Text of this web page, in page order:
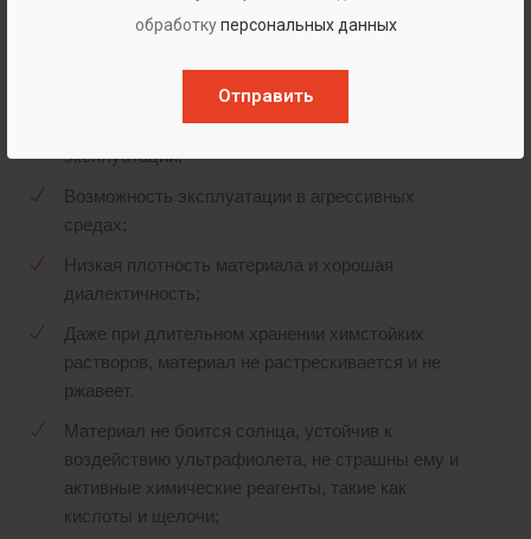
обработкуперсональных данных
Отправить
могут находиться под землей более 50 лет. В
случае необходимости, их реконструкция и
ремонт проводятся непосредственно на месте
эксплуатации;
Возможность эксплуатации в агрессивных
средах;
Низкая плотность материала и хорошая
диалектичность;
Даже при длительном хранении химстойких
растворов, материал не растрескивается и не
ржавеет.
Материал не боится солнца, устойчив к
воздействию ультрафиолета, не страшны ему и
активные химические реагенты, такие как
кислоты и щелочи;